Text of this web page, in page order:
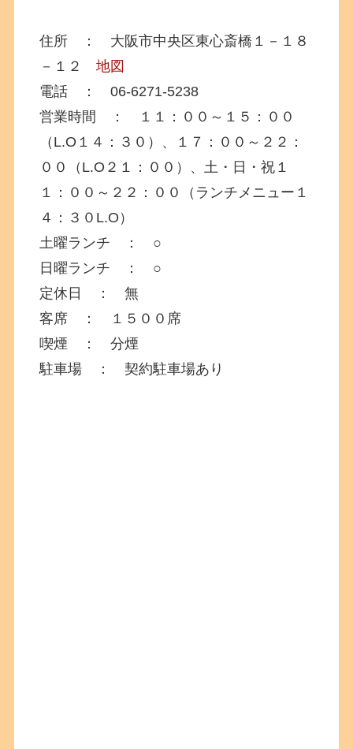
住所 ： 大阪市中央区東心斎橋１－１８
－１２地図
電話 ： 06-6271-5238
営業時間 ： １１：００～１５：００
（L.O１４：３０）、１７：００～２２：
００（L.O２１：００）、土・日・祝１
１：００～２２：００（ランチメニュー１
４：３０L.O）
土曜ランチ ： ○
日曜ランチ ： ○
定休日 ： 無
客席 ： １５００席
喫煙 ： 分煙
駐車場 ： 契約駐車場あり